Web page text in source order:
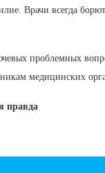
Врачи всегда
проблемных
медицинских
правда